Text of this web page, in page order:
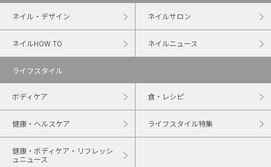
ネイル・デザイン ネイルサロン
ネイルHOW TO ネイルニュース
ライフスタイル
ボディケア 食・レシピ
健康・ヘルスケア ライフスタイル特集
健康・ボディケア・リフレッシ
ュニュース